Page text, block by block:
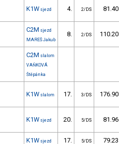
K1W sjezd 4. 2/DS 81.40
C2M sjezd
MAREŠ Jakub
8. 2/DS 110.20
C2M slalom
VAŇKOVÁ
Štěpánka
K1W slalom 17. 3/DS 176.90
K1W sjezd 20. 5/DS 81.96
K1W sjezd 17. 5/DS 79.23